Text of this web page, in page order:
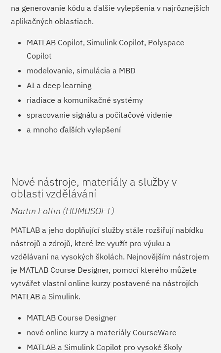
na generovanie kódu a ďalšie vylepšenia v najrôznejších
aplikačných oblastiach.
MATLAB Copilot, Simulink Copilot, Polyspace
Copilot
modelovanie, simulácia a MBD
AI a deep learning
riadiace a komunikačné systémy
spracovanie signálu a počítačové videnie
a mnoho ďalších vylepšení
Nové nástroje, materiály a služby v
oblasti vzdělávání
Martin Foltin (HUMUSOFT)
MATLAB a jeho doplňující služby stále rozšiřují nabídku
nástrojů a zdrojů, které lze využít pro výuku a
vzdělávaní na vysokých školách. Nejnovějším nástrojem
je MATLAB Course Designer, pomocí kterého můžete
vytvářet vlastní online kurzy postavené na nástrojích
MATLAB a Simulink.
MATLAB Course Designer
nové online kurzy a materiály CourseWare
MATLAB a Simulink Copilot pro vysoké školy